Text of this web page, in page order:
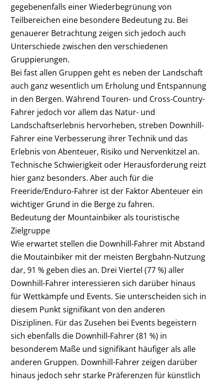
gegebenenfalls einer Wiederbegrünung von
Teilbereichen eine besondere Bedeutung zu. Bei
genauerer Betrachtung zeigen sich jedoch auch
Unterschiede zwischen den verschiedenen
Gruppierungen.
Bei fast allen Gruppen geht es neben der Landschaft
auch ganz wesentlich um Erholung und Entspannung
in den Bergen. Während Touren- und Cross-Country-
Fahrer jedoch vor allem das Natur- und
Landschaftserlebnis hervorheben, streben Downhill-
Fahrer eine Verbesserung ihrer Technik und das
Erlebnis von Abenteuer, Risiko und Nervenkitzel an.
Technische Schwierigkeit oder Herausforderung reizt
hier ganz besonders. Aber auch für die
Freeride/Enduro-Fahrer ist der Faktor Abenteuer ein
wichtiger Grund in die Berge zu fahren.
Bedeutung der Mountainbiker als touristische
Zielgruppe
Wie erwartet stellen die Downhill-Fahrer mit Abstand
die Moutainbiker mit der meisten Bergbahn-Nutzung
dar, 91 % geben dies an. Drei Viertel (77 %) aller
Downhill-Fahrer interessieren sich darüber hinaus
für Wettkämpfe und Events. Sie unterscheiden sich in
diesem Punkt signifikant von den anderen
Disziplinen. Für das Zusehen bei Events begeistern
sich ebenfalls die Downhill-Fahrer (81 %) in
besonderem Maße und signifikant häufiger als alle
anderen Gruppen. Downhill-Fahrer zeigen darüber
hinaus jedoch sehr starke Präferenzen für künstlich